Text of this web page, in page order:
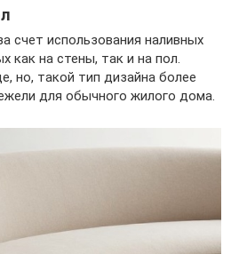
счет использования наливных
как на стены, так и на пол.
но, такой тип дизайна более
для обычного жилого дома.